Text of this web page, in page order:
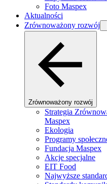
Foto Maspex
Aktualności
Zrównoważony rozwój
Zrównoważony rozwój
Strategia
Maspex
Ekologia
Programy
Fundacja Maspex
Akcje specjalne
EIT Food
Najwyższe